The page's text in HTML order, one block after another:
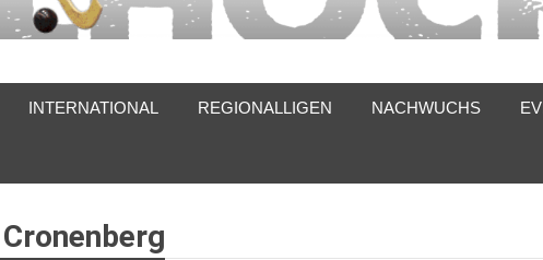
INTERNATIONAL REGIONALLIGEN NACHWUCHS